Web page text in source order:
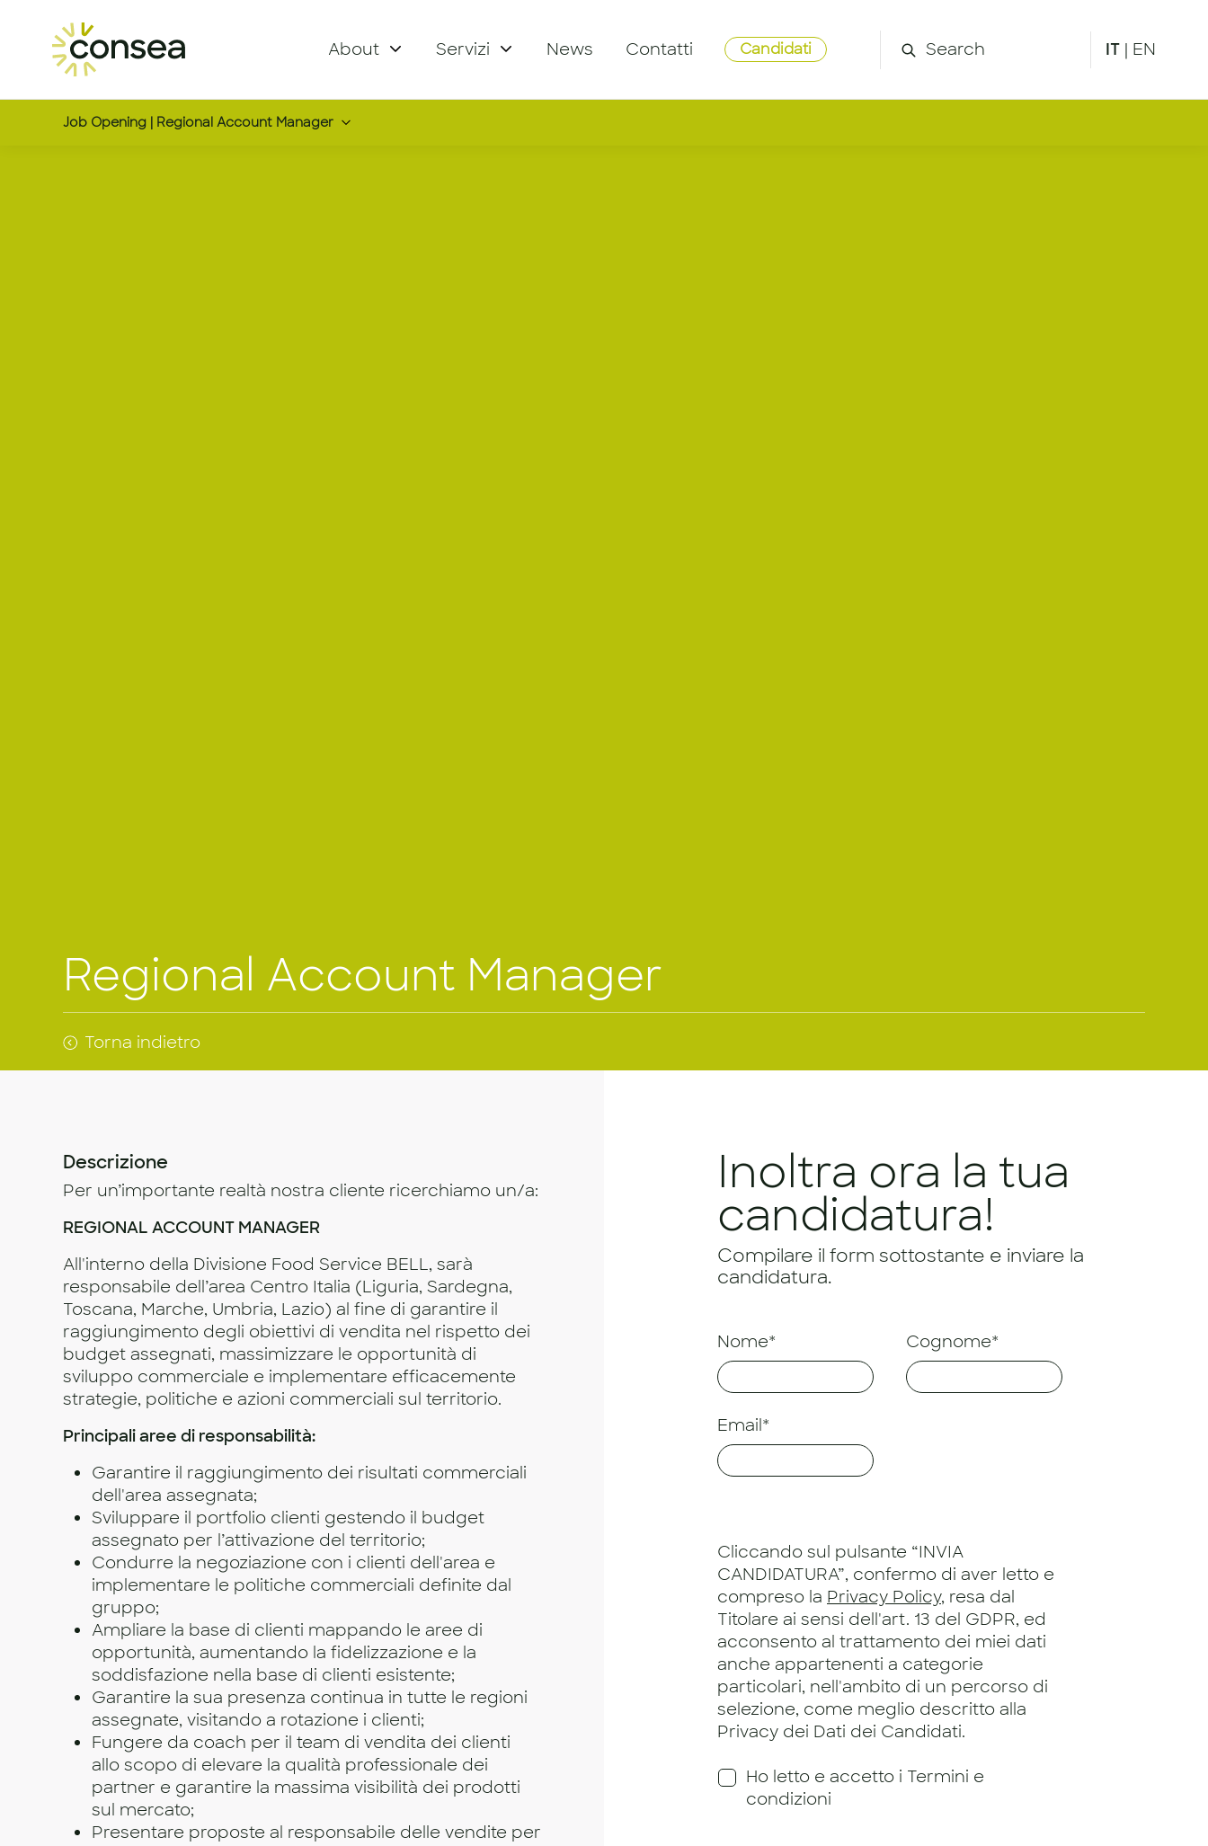
About Servizi News Contatti Candidati IT | EN
Job Opening | Regional Account Manager
Regional Account Manager
Torna indietro
Descrizione
Per un’importante realtà nostra cliente ricerchiamo un/a:
REGIONAL ACCOUNT MANAGER
All'interno della Divisione Food Service BELL, sarà
responsabile dell’area Centro Italia (Liguria, Sardegna,
Toscana, Marche, Umbria, Lazio) al fine di garantire il
raggiungimento degli obiettivi di vendita nel rispetto dei
budget assegnati, massimizzare le opportunità di
sviluppo commerciale e implementare efficacemente
strategie, politiche e azioni commerciali sul territorio.
Principali aree di responsabilità:
Garantire il raggiungimento dei risultati commerciali
dell'area assegnata;
Sviluppare il portfolio clienti gestendo il budget
assegnato per l’attivazione del territorio;
Condurre la negoziazione con i clienti dell'area e
implementare le politiche commerciali definite dal
gruppo;
Ampliare la base di clienti mappando le aree di
opportunità, aumentando la fidelizzazione e la
soddisfazione nella base di clienti esistente;
Garantire la sua presenza continua in tutte le regioni
assegnate, visitando a rotazione i clienti;
Fungere da coach per il team di vendita dei clienti
allo scopo di elevare la qualità professionale dei
partner e garantire la massima visibilità dei prodotti
sul mercato;
Presentare proposte al responsabile delle vendite per
Inoltra ora la tua
candidatura!
Compilare il form sottostante e inviare la
candidatura.
Nome* Cognome*
Email*
Cliccando sul pulsante “INVIA
CANDIDATURA”, confermo di aver letto e
compreso la Privacy Policy, resa dal
Titolare ai sensi dell'art. 13 del GDPR, ed
acconsento al trattamento dei miei dati
anche appartenenti a categorie
particolari, nell'ambito di un percorso di
selezione, come meglio descritto alla
Privacy dei Dati dei Candidati.
Ho letto e accetto i Termini e
condizioni